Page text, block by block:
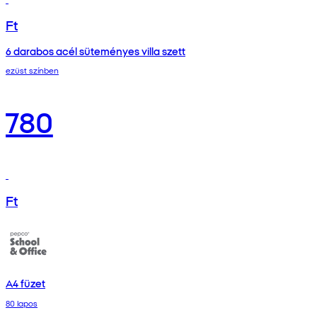
Ft
6 darabos acél süteményes villa szett
ezüst színben
780
Ft
A4 füzet
80 lapos